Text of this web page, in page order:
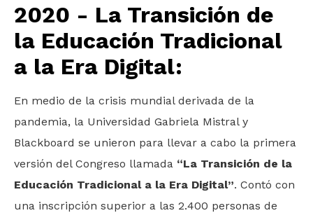
2020 - La Transición de
la Educación Tradicional
a la Era Digital:
En medio de la crisis mundial derivada de la
pandemia, la Universidad Gabriela Mistral y
Blackboard se unieron para llevar a cabo la primera
versión del Congreso llamada “La Transición de la
Educación Tradicional a la Era Digital”. Contó con
una inscripción superior a las 2.400 personas de